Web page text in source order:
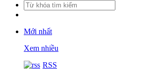
Mới nhất
Xem nhiều
RSS